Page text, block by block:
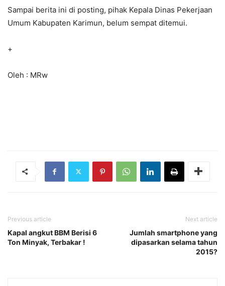
Sampai berita ini di posting, pihak Kepala Dinas Pekerjaan
Umum Kabupaten Karimun, belum sempat ditemui.
+
Oleh : MRw
Previous article
Kapal angkut BBM Berisi 6
Ton Minyak, Terbakar !
Next article
Jumlah smartphone yang
dipasarkan selama tahun
2015?